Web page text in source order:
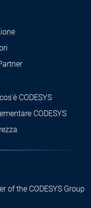
CODESYS
CODESYS
of the CODESYS Group